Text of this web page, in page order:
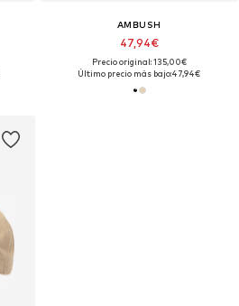
AMBUSH
47,94€
Precio original: 135,00€
Último precio más bajo:47,94€